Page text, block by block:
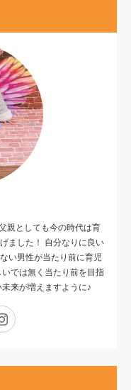
親としても今の時代は育
ました！ 自分なりに良い
い男性が当たり前に育児
では無く当たり前を目指
来が増えますように♪